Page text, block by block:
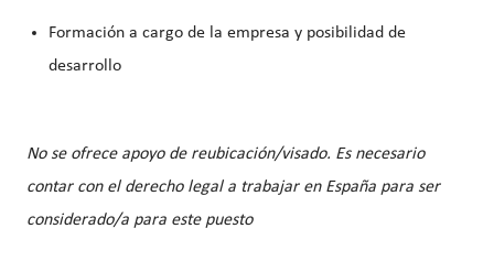
Formación a cargo de la empresa y posibilidad de
desarrollo
No se ofrece apoyo de reubicación/visado. Es necesario
contar con el derecho legal a trabajar en España para ser
considerado/a para este puesto